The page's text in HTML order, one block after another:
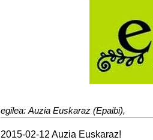
egilea: Auzia Euskaraz (Epaibi),
2015-02-12 Auzia Euskaraz!